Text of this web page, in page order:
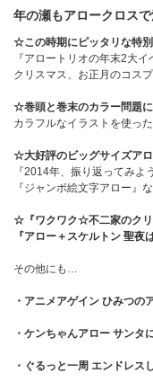
年の瀬もアロークロスで
☆この時期にピッタリな特
『アロートリオの年末2大イ
クリスマス、お正月のコス
☆巻頭と巻末のカラー問題
カラフルなイラストを使っ
☆大好評のビッグサイズア
『2014年、振り返ってみよ
『ジャンボ絵文字アロー』
☆『ワクワク☆不二家のク
『アロー＋スケルトン 聖
その他にも…
・アニメアゲイン ひみつの
・ケンちゃんアロー サンタ
・ぐるっと一周 エンドレス